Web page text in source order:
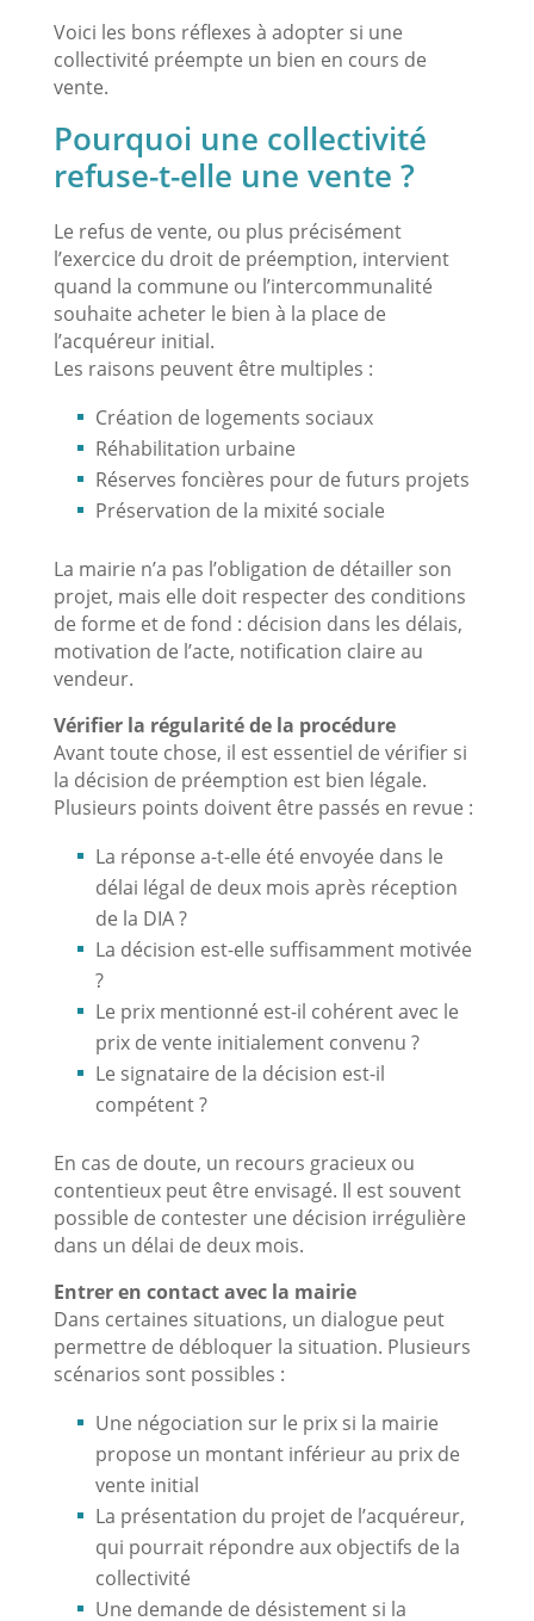
Voici les bons réflexes à adopter si une
collectivité préempte un bien en cours de
vente.
Pourquoi une collectivité
refuse-t-elle une vente ?
Le refus de vente, ou plus précisément
l’exercice du droit de préemption, intervient
quand la commune ou l’intercommunalité
souhaite acheter le bien à la place de
l’acquéreur initial.
Les raisons peuvent être multiples :
Création de logements sociaux
Réhabilitation urbaine
Réserves foncières pour de futurs projets
Préservation de la mixité sociale
La mairie n’a pas l’obligation de détailler son
projet, mais elle doit respecter des conditions
de forme et de fond : décision dans les délais,
motivation de l’acte, notification claire au
vendeur.
Vérifier la régularité de la procédure
Avant toute chose, il est essentiel de vérifier si
la décision de préemption est bien légale.
Plusieurs points doivent être passés en revue :
La réponse a-t-elle été envoyée dans le
délai légal de deux mois après réception
de la DIA ?
La décision est-elle suffisamment motivée
?
Le prix mentionné est-il cohérent avec le
prix de vente initialement convenu ?
Le signataire de la décision est-il
compétent ?
En cas de doute, un recours gracieux ou
contentieux peut être envisagé. Il est souvent
possible de contester une décision irrégulière
dans un délai de deux mois.
Entrer en contact avec la mairie
Dans certaines situations, un dialogue peut
permettre de débloquer la situation. Plusieurs
scénarios sont possibles :
Une négociation sur le prix si la mairie
propose un montant inférieur au prix de
vente initial
La présentation du projet de l’acquéreur,
qui pourrait répondre aux objectifs de la
collectivité
Une demande de désistement si la